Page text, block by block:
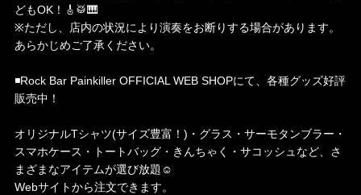
どもOK！🎸🥁🎹
※ただし、店内の状況により演奏をお断りする場合があります。
あらかじめご了承ください。
◾️Rock Bar Painkiller OFFICIAL WEB SHOPにて、各種グッズ好評
販売中！
オリジナルTシャツ(サイズ豊富！)・グラス・サーモタンブラー・
スマホケース・トートバッグ・きんちゃく・サコッシュなど、さ
まざまなアイテムが選び放題☺️
Webサイトから注文できます。